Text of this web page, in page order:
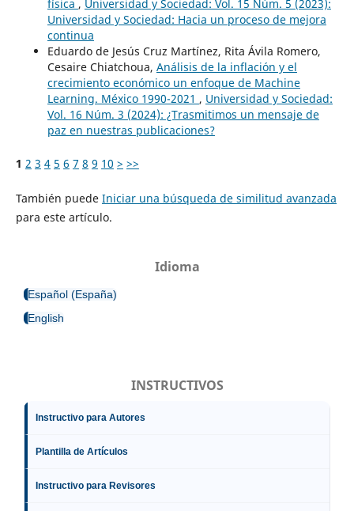
física , Universidad y Sociedad: Vol. 15 Núm. 5 (2023):
Universidad y Sociedad: Hacia un proceso de mejora
continua
Eduardo de Jesús Cruz Martínez, Rita Ávila Romero,
Cesaire Chiatchoua, Análisis de la inflación y el
crecimiento económico un enfoque de Machine
Learning. México 1990-2021 , Universidad y Sociedad:
Vol. 16 Núm. 3 (2024): ¿Trasmitimos un mensaje de
paz en nuestras publicaciones?
1 2 3 4 5 6 7 8 9 10 > >>
También puede Iniciar una búsqueda de similitud avanzada
para este artículo.
Idioma
Español (España)
English
INSTRUCTIVOS
Instructivo para Autores
Plantilla de Artículos
Instructivo para Revisores